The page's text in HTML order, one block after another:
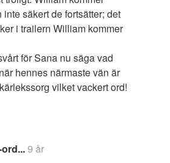
säkert de fortsätter; det
i trailern William kommer
för Sana nu säga vad
hennes närmaste vän är
vilket vackert ord!
9 år